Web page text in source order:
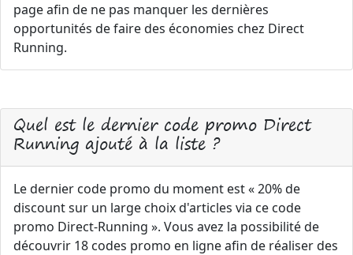
page afin de ne pas manquer les dernières
opportunités de faire des économies chez Direct
Running.
Quel est le dernier code promo Direct
Running ajouté à la liste ?
Le dernier code promo du moment est « 20% de
discount sur un large choix d'articles via ce code
promo Direct-Running ». Vous avez la possibilité de
découvrir 18 codes promo en ligne afin de réaliser des